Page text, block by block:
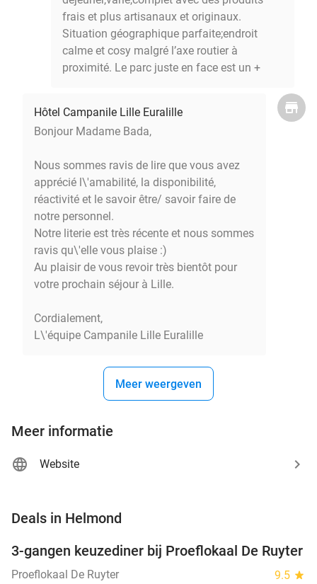
frais et plus artisanaux et originaux.
Situation géographique parfaite;endroit
calme et cosy malgré l’axe routier à
proximité. Le parc juste en face est un +
Hôtel Campanile Lille Euralille
Bonjour Madame Bada,
Nous sommes ravis de lire que vous avez
apprécié l\'amabilité, la disponibilité,
réactivité et le savoir être/ savoir faire de
notre personnel.
Notre literie est très récente et nous sommes
ravis qu\'elle vous plaise :)
Au plaisir de vous revoir très bientôt pour
votre prochain séjour à Lille.
Cordialement,
L\'équipe Campanile Lille Euralille
Meer weergeven
Meer informatie
Website
Deals in Helmond
33%
NEW
TODAY
3-gangen keuzediner bij Proeflokaal De Ruyter
Proeflokaal De Ruyter 9.5 star